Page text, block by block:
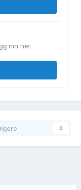
inn her.
0